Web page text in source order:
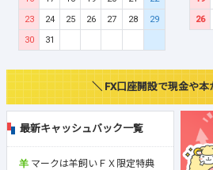
23
24 25 26 27 28
29
30
31
26
＼ FX口座開設で現金や本
最新キャッシュバック一覧
マークは羊飼いＦＸ限定特典